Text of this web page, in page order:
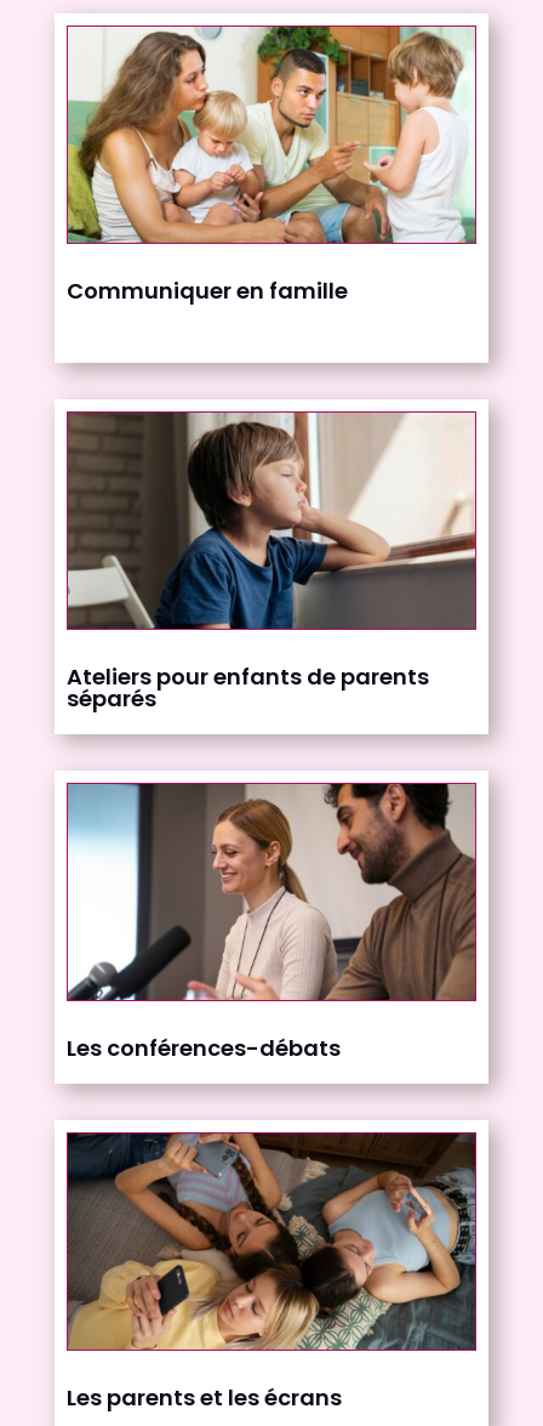
Communiquer en famille
Ateliers pour enfants de parents
séparés
Les conférences-débats
Les parents et les écrans